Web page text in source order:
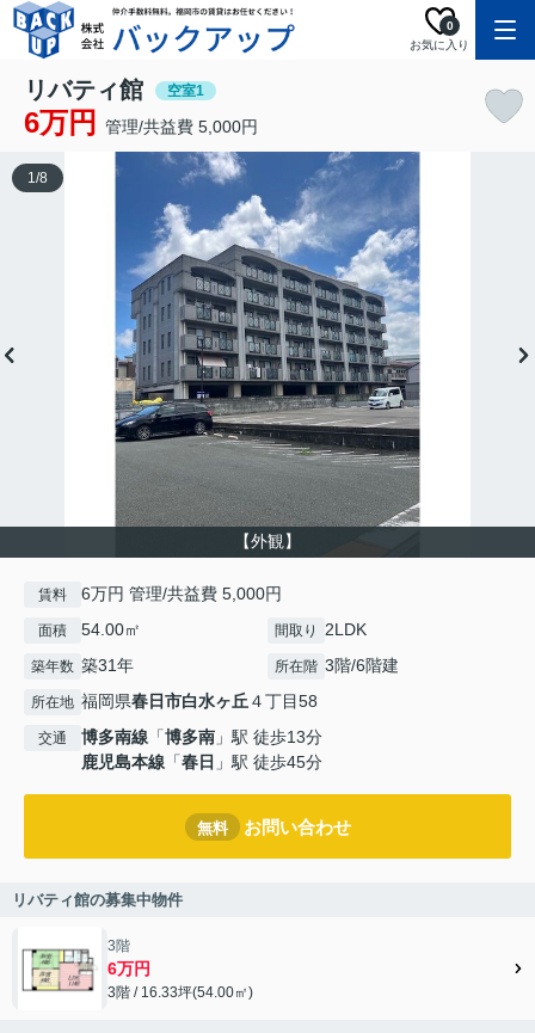
お気に入り
0
リバティ館 空室1
6万円 管理/共益費 5,000円
【外観】
1/8
賃料 6万円 管理/共益費 5,000円
面積 54.00㎡ 間取り 2LDK
築年数 築31年 所在階 3階/6階建
所在地 福岡県春日市白水ヶ丘４丁目58
交通 博多南線 「博多南 」駅 徒歩13分
鹿児島本線 「春日 」駅 徒歩45分
無料 お問い合わせ
リバティ館の募集中物件
3階
6万円
3階 / 16.33坪(54.00㎡)